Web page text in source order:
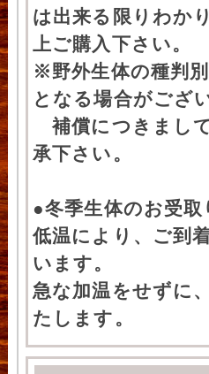
は出来る限りわか
上ご購入下さい。
※野外生体の種判
となる場合がござ
補償につきまし
承下さい。
●冬季生体のお受
低温により、ご到
います。
急な加温をせずに
たします。